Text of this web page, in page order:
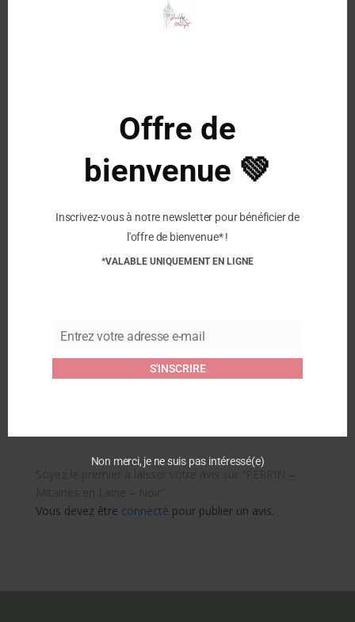
/ 9% Polyester / 2% Élasthanne
Bord souple à revers
PERRIN – Mitaines en
12 février 2025
PERRIN – Mitaines en
12 février 2025
Laine – Gris
Soyez le premier à laisser votre avis sur “PERRIN –
Mitaines en Laine – Noir”
Vous devez être connecté pour publier un avis.
Offre de
bienvenue 💚
Inscrivez-vous à notre newsletter pour bénéficier de
l'offre de bienvenue* !
*VALABLE UNIQUEMENT EN LIGNE
Email
Entrez votre adresse e-mail
S'INSCRIRE
Non merci, je ne suis pas intéressé(e)